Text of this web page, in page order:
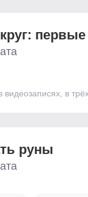
первые
в
руны